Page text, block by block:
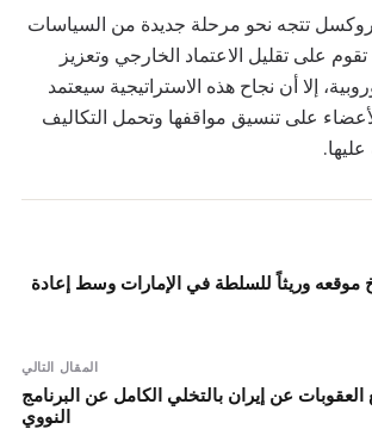
تتجه نحو مرحلة جديدة من السياسات
تقوم على تقليل الاعتماد الخارجي وتعزيز
إلا أن نجاح هذه الاستراتيجية سيعتمد
على تنسيق مواقفها وتحمل التكاليف
عليها.
وريثاً للسلطة في الإمارات وسط إعادة
المقال التالي
عن إيران بالتخلي الكامل عن البرنامج
النووي